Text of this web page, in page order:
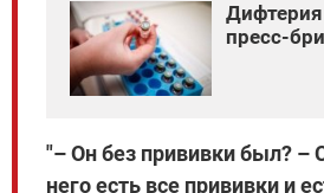
пресс-
"– Он без прививки был? –
него есть все прививки и